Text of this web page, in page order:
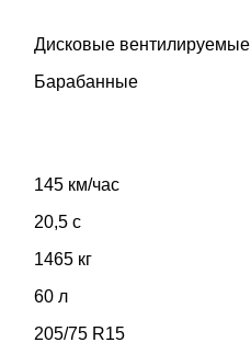
Дисковые вентилируемые
Барабанные
145 км/час
20,5 с
1465 кг
60 л
205/75 R15